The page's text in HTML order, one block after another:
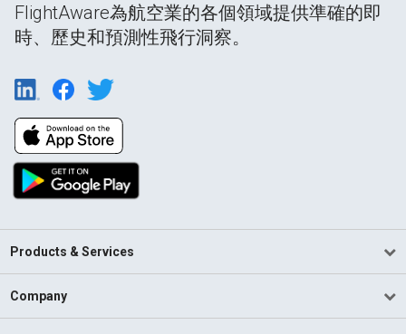
FlightAware為航空業的各個領域提供準確的即
時、歷史和預測性飛行洞察。
Products & Services
Company